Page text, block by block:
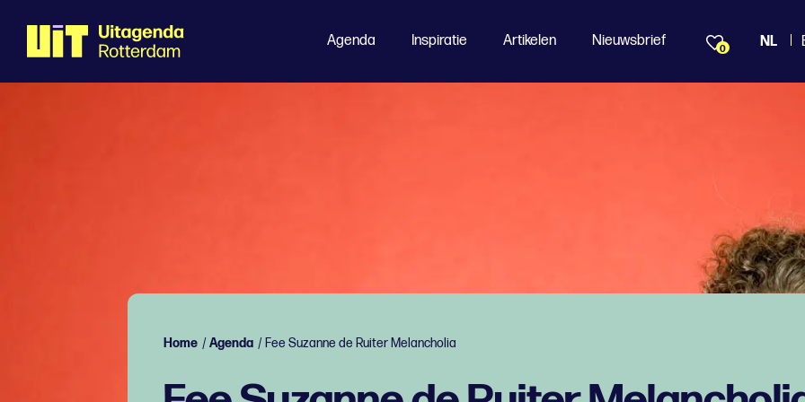
Agenda Inspiratie Artikelen Nieuwsbrief 0 NL
Home /Agenda / Fee Suzanne de Ruiter Melancholia